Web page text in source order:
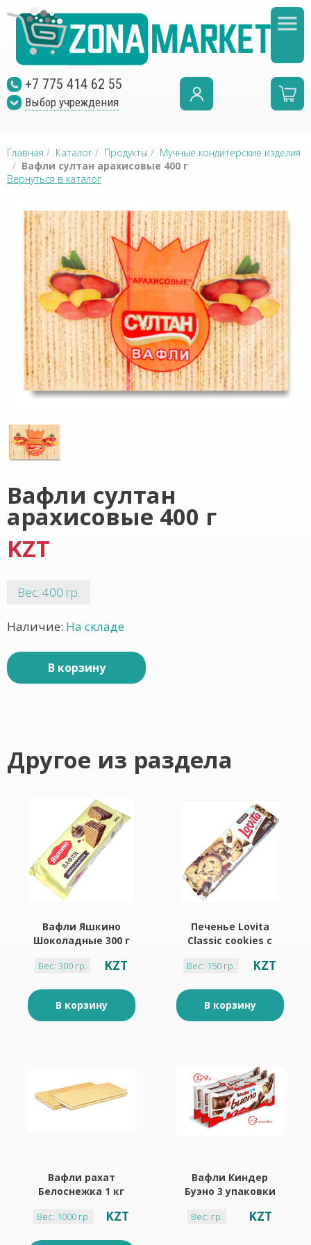
+7 775 414 62 55
Выбор учреждения
Главная / Каталог / Продукты / Мучные кондитерские изделия
/ Вафли султан арахисовые 400 г
Вернуться в каталог
Вафли султан
арахисовые 400 г
KZT
Вес: 400 гр.
Наличие: На складе
В корзину
Другое из раздела
Вафли Яшкино
Шоколадные 300 г
Вес: 300 гр. KZT
В корзину
Печенье Lovita
Classic cookies с
сдобное 150 г
Вес: 150 гр. KZT
В корзину
Вафли рахат
Белоснежка 1 кг
Вес: 1000 гр. KZT
Вафли Киндер
Буэно 3 упаковки
шоколаде
Вес: гр. KZT